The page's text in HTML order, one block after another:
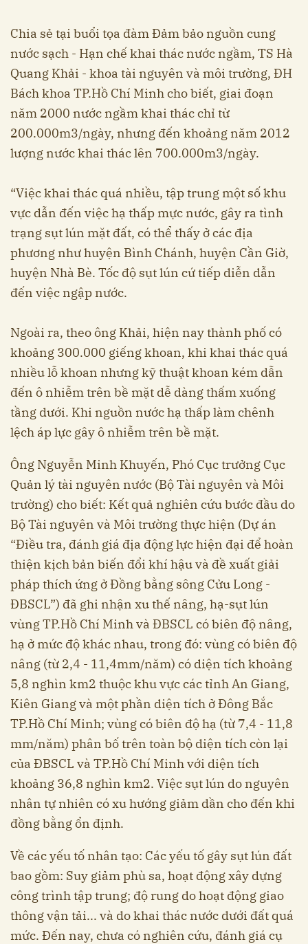
Chia sẻ tại buổi tọa đàm Đảm bảo nguồn cung
nước sạch - Hạn chế khai thác nước ngầm, TS Hà
Quang Khải - khoa tài nguyên và môi trường, ĐH
Bách khoa TP.Hồ Chí Minh cho biết, giai đoạn
năm 2000 nước ngầm khai thác chỉ từ
200.000m3/ngày, nhưng đến khoảng năm 2012
lượng nước khai thác lên 700.000m3/ngày.
“Việc khai thác quá nhiều, tập trung một số khu
vực dẫn đến việc hạ thấp mực nước, gây ra tình
trạng sụt lún mặt đất, có thể thấy ở các địa
phương như huyện Bình Chánh, huyện Cần Giờ,
huyện Nhà Bè. Tốc độ sụt lún cứ tiếp diễn dẫn
đến việc ngập nước.
Ngoài ra, theo ông Khải, hiện nay thành phố có
khoảng 300.000 giếng khoan, khi khai thác quá
nhiều lỗ khoan nhưng kỹ thuật khoan kém dẫn
đến ô nhiễm trên bề mặt dễ dàng thấm xuống
tầng dưới. Khi nguồn nước hạ thấp làm chênh
lệch áp lực gây ô nhiễm trên bề mặt.
Ông Nguyễn Minh Khuyến, Phó Cục trưởng Cục
Quản lý tài nguyên nước (Bộ Tài nguyên và Môi
trường) cho biết: Kết quả nghiên cứu bước đầu do
Bộ Tài nguyên và Môi trường thực hiện (Dự án
“Điều tra, đánh giá địa động lực hiện đại để hoàn
thiện kịch bản biến đổi khí hậu và đề xuất giải
pháp thích ứng ở Đồng bằng sông Cửu Long -
ĐBSCL”) đã ghi nhận xu thế nâng, hạ-sụt lún
vùng TP.Hồ Chí Minh và ĐBSCL có biên độ nâng,
hạ ở mức độ khác nhau, trong đó: vùng có biên độ
nâng (từ 2,4 - 11,4mm/năm) có diện tích khoảng
5,8 nghìn km2 thuộc khu vực các tỉnh An Giang,
Kiên Giang và một phần diện tích ở Đông Bắc
TP.Hồ Chí Minh; vùng có biên độ hạ (từ 7,4 - 11,8
mm/năm) phân bố trên toàn bộ diện tích còn lại
của ĐBSCL và TP.Hồ Chí Minh với diện tích
khoảng 36,8 nghìn km2. Việc sụt lún do nguyên
nhân tự nhiên có xu hướng giảm dần cho đến khi
đồng bằng ổn định.
Về các yếu tố nhân tạo: Các yếu tố gây sụt lún đất
bao gồm: Suy giảm phù sa, hoạt động xây dựng
công trình tập trung; độ rung do hoạt động giao
thông vận tải... và do khai thác nước dưới đất quá
mức. Đến nay, chưa có nghiên cứu, đánh giá cụ